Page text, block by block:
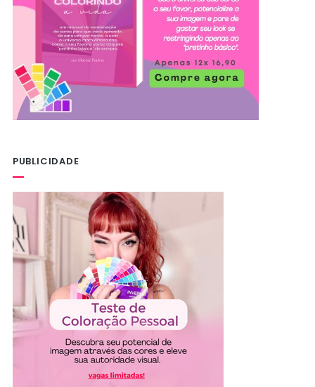
PUBLICIDADE